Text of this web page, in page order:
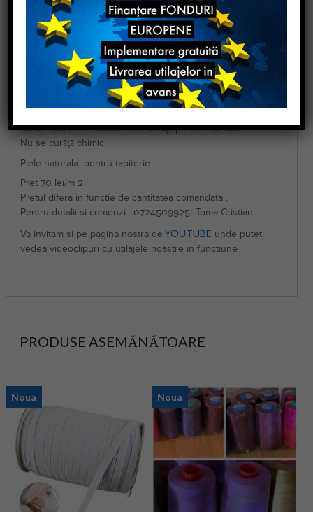
Îngrijire:
Materialul se poate curăța cu o cârpă moale umedă, fără
detergenți și fără a se freca. La nuanțele deschise se
recomandă atenție suplimentară în cazul contactului cu
haniele ce au culori ce se pot imprima în material.
Călcaţi la temperatura maximă de 110 °C
Nu se utilizează inălbitori sau soluţii pe bază de clor
Nu se curăţă chimic
Piele naturala pentru tapiterie
Pret 70 lei/m 2
Pretul difera in functie de cantitatea comandata .
Pentru detalii si comenzi : 0724509925- Toma Cristian
Va invitam si pe pagina nostra de YOUTUBE unde puteti
vedea videoclipuri cu utilajele noastre in functiune
PRODUSE ASEMĂNĂTOARE
Noua Noua